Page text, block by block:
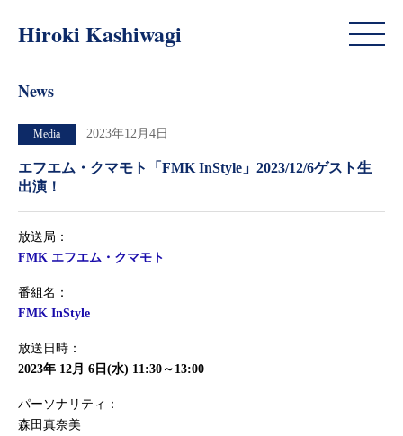
Hiroki Kashiwagi
News
Media 2023年12月4日
エフエム・クマモト「FMK InStyle」2023/12/6ゲスト生
出演！
放送局：
FMK エフエム・クマモト
番組名：
FMK InStyle
放送日時：
2023年 12月 6日(水) 11:30～13:00
パーソナリティ：
森田真奈美